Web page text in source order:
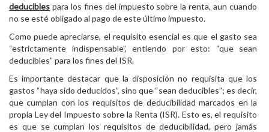
deducibles para los fines del impuesto sobre la renta, aun cuando
no se esté obligado al pago de este último impuesto.
Como puede apreciarse, el requisito esencial es que el gasto sea
“estrictamente indispensable”, entiendo por esto: “que sean
deducibles” para los fines del ISR.
Es importante destacar que la disposición no requisita que los
gastos “haya sido deducidos”, sino que “sean deducibles”; es decir,
que cumplan con los requisitos de deducibilidad marcados en la
propia Ley del Impuesto sobre la Renta (ISR). Esto es, el requisito
es que se cumplan los requisitos de deducibilidad, pero jamás